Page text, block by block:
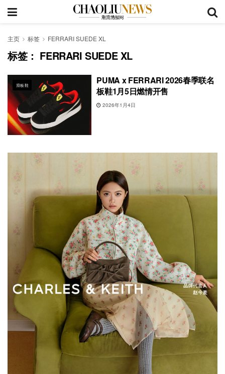
主页 标签 FERRARI SUEDE XL
标签： FERRARI SUEDE XL
滑板鞋
PUMA x FERRARI 2026春季联名
板鞋1月5日燃情开售
2026年1月4日